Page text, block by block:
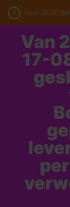
Voor 16:00
Van
17-